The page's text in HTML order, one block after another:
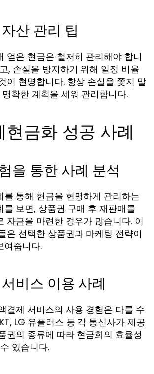
산 관리 팁
얻은 현금은 철저히 관리해야 합니
, 손실을 방지하기 위해 일정 비율
이 현명합니다. 항상 손실을 쫓지 말
확한 계획을 세워 관리합니다.
현금화 성공 사례
을 통한 사례 분석
를 통해 현금을 현명하게 관리하는
를 보면, 상품권 구매 후 재판매를
자금을 마련한 경우가 많습니다. 이
은 선택한 상품권과 마케팅 전략이
여줍니다.
비스 이용 사례
결제 서비스의 사용 경험은 다를 수
LG 유플러스 등 각 통신사가 제공
권의 종류에 따라 현금화의 효율성
있습니다.